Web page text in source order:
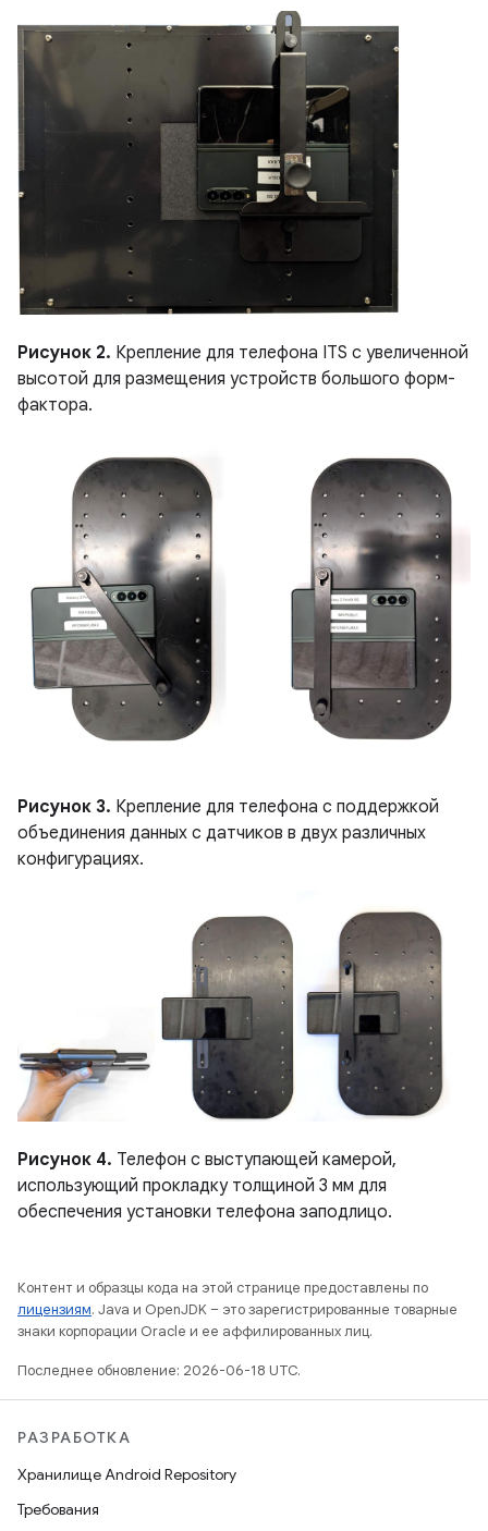
Рисунок 2. Крепление для телефона ITS с увеличенной
высотой для размещения устройств большого форм-
фактора.
Рисунок 3. Крепление для телефона с поддержкой
объединения данных с датчиков в двух различных
конфигурациях.
Рисунок 4. Телефон с выступающей камерой,
использующий прокладку толщиной 3 мм для
обеспечения установки телефона заподлицо.
Контент и образцы кода на этой странице предоставлены по
лицензиям. Java и OpenJDK – это зарегистрированные товарные
знаки корпорации Oracle и ее аффилированных лиц.
Последнее обновление: 2026-06-18 UTC.
РАЗРАБОТКА
Хранилище Android Repository
Требования